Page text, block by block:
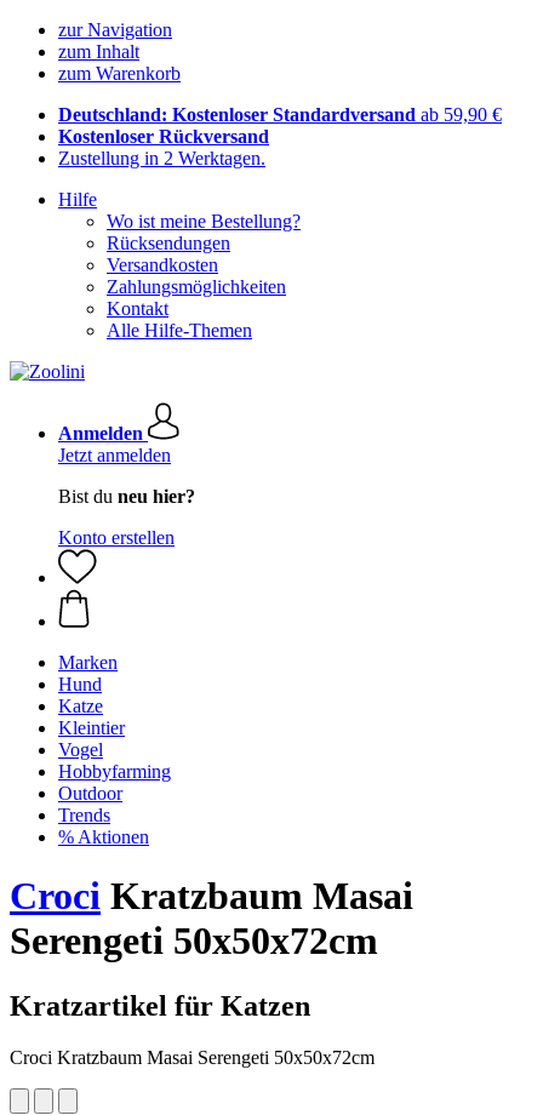
zur Navigation
zum Inhalt
zum Warenkorb
Deutschland: Kostenloser Standardversand ab 59,90 €
Kostenloser Rückversand
Zustellung in 2 Werktagen.
Hilfe
Wo ist meine Bestellung?
Rücksendungen
Versandkosten
Zahlungsmöglichkeiten
Kontakt
Alle Hilfe-Themen
Anmelden
Jetzt anmelden
Bist du neu hier?
Konto erstellen
Marken
Hund
Katze
Kleintier
Vogel
Hobbyfarming
Outdoor
Trends
% Aktionen
Croci Kratzbaum Masai
Serengeti 50x50x72cm
Kratzartikel für Katzen
Croci Kratzbaum Masai Serengeti 50x50x72cm